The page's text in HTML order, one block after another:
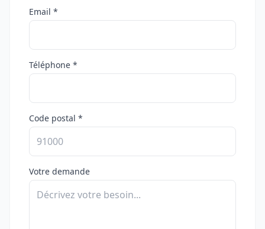
Email *
Téléphone *
Code postal *
Votre demande